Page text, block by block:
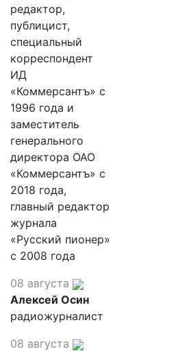
редактор,
публицист,
специальный
корреспондент
ИД
«Коммерсантъ» с
1996 года и
заместитель
генерального
директора ОАО
«Коммерсантъ» с
2018 года,
главный редактор
журнала
«Русский пионер»
с 2008 года
08 августа
Алексей Осин
радиожурналист
08 августа